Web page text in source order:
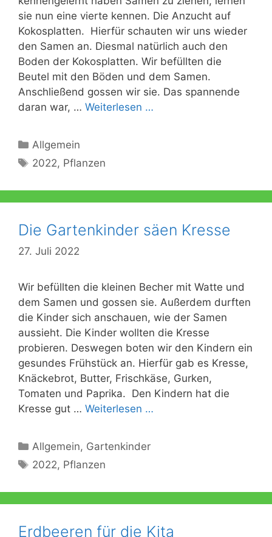
sie nun eine vierte kennen. Die Anzucht auf
Kokosplatten. Hierfür schauten wir uns wieder
den Samen an. Diesmal natürlich auch den
Boden der Kokosplatten. Wir befüllten die
Beutel mit den Böden und dem Samen.
Anschließend gossen wir sie. Das spannende
daran war, … Weiterlesen …
Kategorien
Allgemein
Schlagwörter
2022, Pflanzen
Die Gartenkinder säen Kresse
27. Juli 2022
Wir befüllten die kleinen Becher mit Watte und
dem Samen und gossen sie. Außerdem durften
die Kinder sich anschauen, wie der Samen
aussieht. Die Kinder wollten die Kresse
probieren. Deswegen boten wir den Kindern ein
gesundes Frühstück an. Hierfür gab es Kresse,
Knäckebrot, Butter, Frischkäse, Gurken,
Tomaten und Paprika. Den Kindern hat die
Kresse gut … Weiterlesen …
Kategorien
Allgemein, Gartenkinder
Schlagwörter
2022, Pflanzen
Erdbeeren für die Kita